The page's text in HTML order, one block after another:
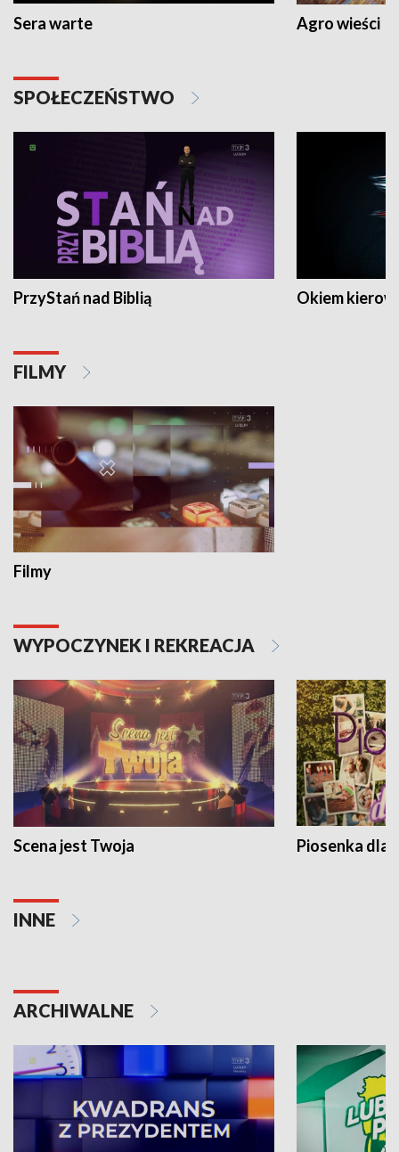
Sera warte Agro wieści
SPOŁECZEŃSTWO
PrzyStań nad Biblią Okiem
FILMY
Filmy
WYPOCZYNEK I REKREACJA
Scena jest Twoja Piosenka dla
INNE
ARCHIWALNE